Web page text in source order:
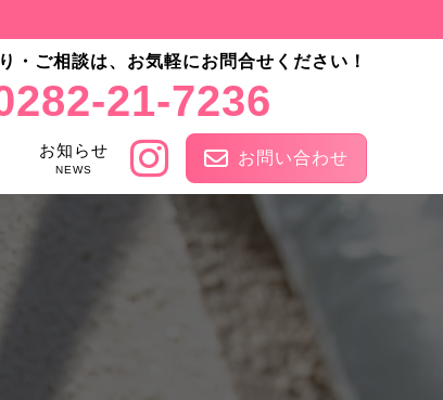
・ご相談は、お気軽にお問合せください！
21-7236
お知らせ
NEWS
お問い合わせ